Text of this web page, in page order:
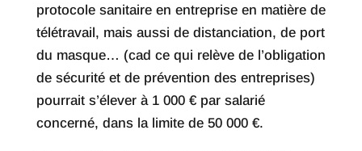
protocole sanitaire en entreprise en matière de
télétravail, mais aussi de distanciation, de port
du masque… (cad ce qui relève de l’obligation
de sécurité et de prévention des entreprises)
pourrait s’élever à 1 000 € par salarié
concerné, dans la limite de 50 000 €.